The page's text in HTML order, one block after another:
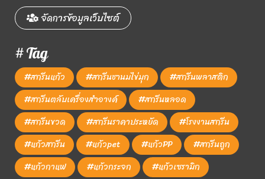
จัดการข้อมูลเว็บไซต์
# Tag
#สกรีนแก้ว #สกรีนชานมไข่มุก
#สกรีนพลาสติก
#สกรีนตลับเครื่องสำอางค์
#สกรีนหลอด
#สกรีนขวด
#สกรีนราคาประหยัด
#โรงงานสกรีน
#แก้วสกรีน
#แก้วpet #แก้วPP
#สกรีนถูก
#แก้วกาแฟ
#แก้วกระจก #แก้วเซรามิก